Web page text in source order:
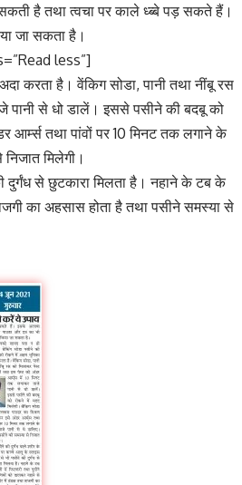
है तथा त्वचा पर काले ध्ब्बे पड़ सकते हैं।
जा सकता है।
less”]
करता है। वेंकिग सोडा, पानी तथा नींबू रस
पानी से धो डालें। इससे पसीने की बदबू को
आर्म्स तथा पांवों पर 10 मिनट तक लगाने के
मिलेगी।
से छुटकारा मिलता है। नहाने के टब के
का अहसास होता है तथा पसीने समस्या से